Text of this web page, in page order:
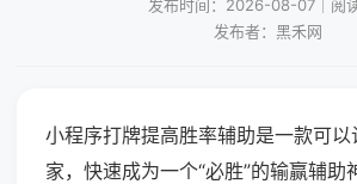
发布时间：2026-08-07｜阅
发布者：黑禾网
小程序打牌提高胜率辅助是一款可
家，快速成为一个“必胜”的输赢辅助